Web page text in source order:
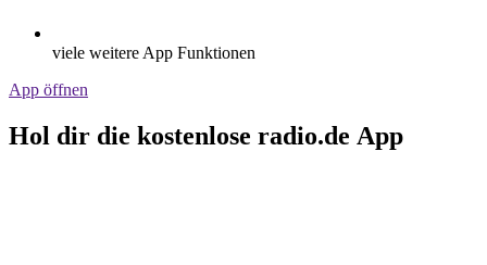
viele weitere App Funktionen
App öffnen
Hol dir die kostenlose radio.de App